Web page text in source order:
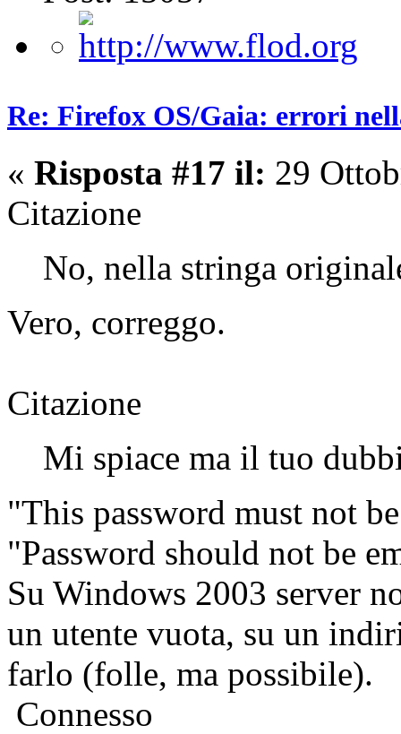
Re: Firefox OS/Gaia: errori
« Risposta #17 il: 29
Citazione
No, nella stringa
Vero, correggo.
Citazione
Mi spiace ma il tuo
"This password must not
"Password should not be
Su Windows 2003 server
un utente vuota, su un
farlo (folle, ma possibile).
Connesso